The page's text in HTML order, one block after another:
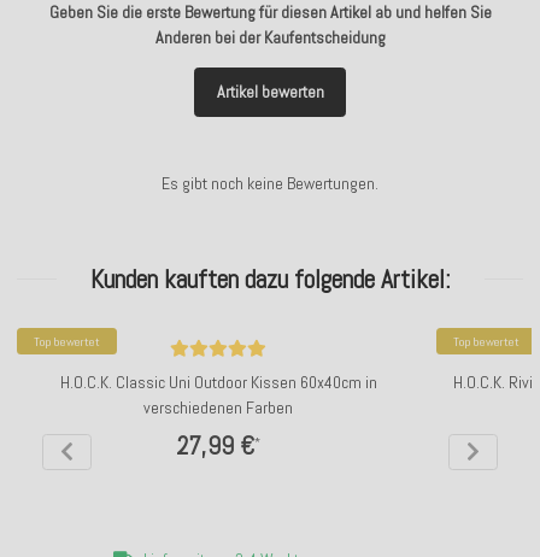
Geben Sie die erste Bewertung für diesen Artikel ab und helfen Sie
Anderen bei der Kaufentscheidung
Artikel bewerten
Es gibt noch keine Bewertungen.
Kunden kauften dazu folgende Artikel:
Top bewertet
H.O.C.K. Classic Uni Outdoor Kissen 60x40cm in
verschiedenen Farben
27,99 €*
Top bewertet
H.O.C.K.